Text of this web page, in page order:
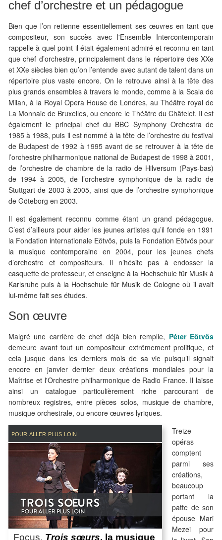
chef d’orchestre et un pédagogue
Bien que l’on retienne essentiellement ses œuvres en tant que
compositeur, son succès avec l'Ensemble Intercontemporain
rappelle à quel point il était également admiré et reconnu en tant
que chef d’orchestre, principalement dans le répertoire des XXe
et XXe siècles bien qu’on l’entende avec autant de talent dans un
répertoire plus vaste encore. On le retrouve ainsi à la tête des
plus grands ensembles à travers le monde, comme à la Scala de
Milan, à la Royal Opera House de Londres, au Théâtre royal de
La Monnaie de Bruxelles, ou encore le Théâtre du Châtelet. Il est
également le principal chef du BBC Symphony Orchestra de
1985 à 1988, puis il est nommé à la tête de l’orchestre du festival
de Budapest de 1992 à 1995 avant de se retrouver à la tête de
l’orchestre philharmonique national de Budapest de 1998 à 2001,
de l’orchestre de chambre de la radio de Hilversum (Pays-bas)
de 1994 à 2005, de l’orchestre symphonique de la radio de
Stuttgart de 2003 à 2005, ainsi que de l’orchestre symphonique
de Göteborg en 2003.
Il est également reconnu comme étant un grand pédagogue.
C’est d’ailleurs pour aider les jeunes artistes qu’il fonde en 1991
la Fondation internationale Eötvös, puis la Fondation Eötvös pour
la musique contemporaine en 2004, pour les jeunes chefs
d’orchestre et compositeurs. Il n’hésite pas à endosser la
casquette de professeur, et enseigne à la Hochschule für Musik à
Karlsruhe puis à la Hochschule für Musik de Cologne où il avait
lui-même fait ses études.
Son œuvre
Malgré une carrière de chef déjà bien remplie, Péter Eötvös
demeure avant tout un compositeur extrêmement prolifique, et
cela jusque dans les derniers mois de sa vie puisqu’il signait
encore en janvier dernier deux créations mondiales pour la
Maîtrise et l'Orchestre philharmonique de Radio France. Il laisse
ainsi un catalogue particulièrement riche parcourant de
nombreux registres, entre pièces solos, musique de chambre,
musique orchestrale, ou encore œuvres lyriques.
pour aller plus loin
Focus. Trois sœurs, la musique
Treize
opéras
comptent
parmi ses
créations,
beaucoup
portant la
patte de son
épouse Mari
Mezei pour